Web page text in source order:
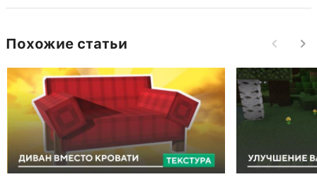
Похожие статьи